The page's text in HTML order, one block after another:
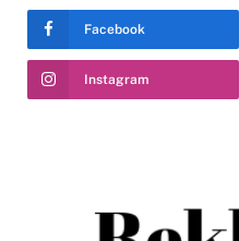
Facebook
Instagram